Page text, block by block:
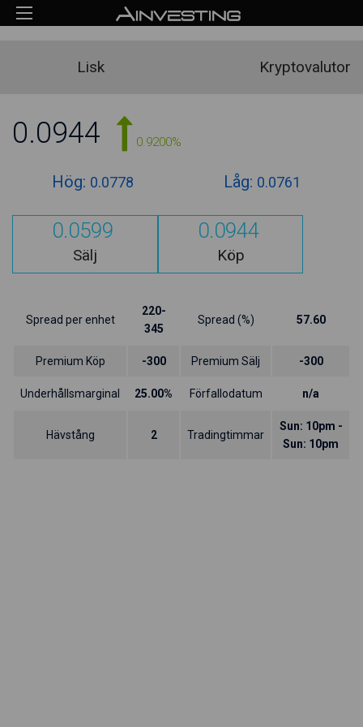
Lisk Kryptovalutor
0.0944 0.9200%
Hög: 0.0778 Låg: 0.0761
0.0599
Sälj
0.0944
Köp
Spread per enhet
220-
345
Spread (%) 57.60
Premium Köp -300 Premium Sälj -300
Underhållsmarginal 25.00% Förfallodatum n/a
Hävstång 2 Tradingtimmar
Sun: 10pm -
Sun: 10pm